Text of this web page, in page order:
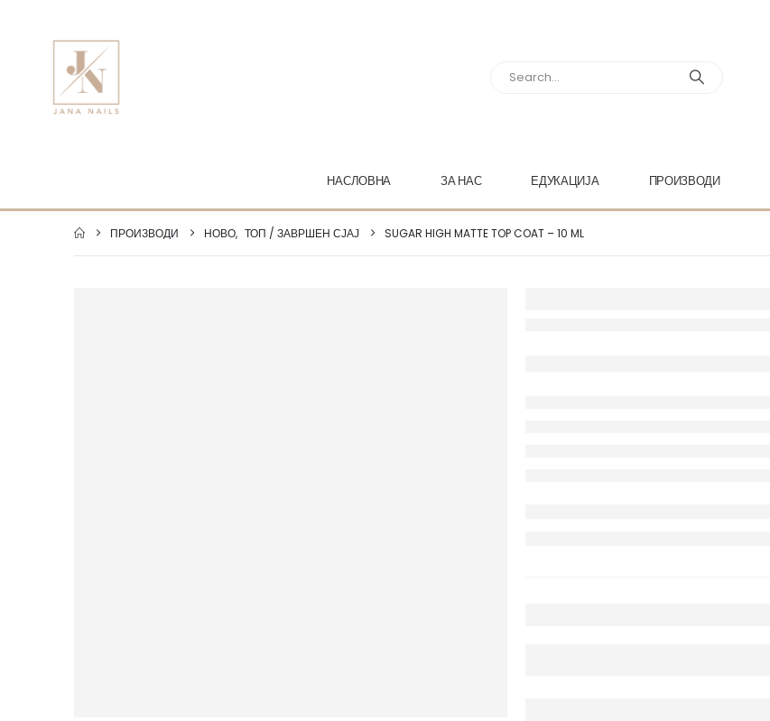
НАСЛОВНА ЗА НАС ЕДУКАЦИЈА ПРОИЗВОДИ
ПРОИЗВОДИ НОВО, ТОП / ЗАВРШЕН СЈАЈ SUGAR HIGH MATTE TOP COAT – 10 ML